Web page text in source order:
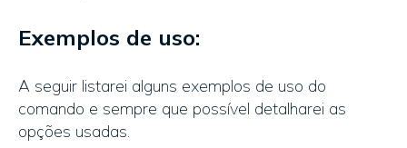
Exemplos de uso:
A seguir listarei alguns exemplos de uso do
comando e sempre que possível detalharei as
opções usadas.